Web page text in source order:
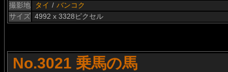
撮影地
タイ / バンコク
サイズ 4992 x 3328ピクセル
No.3021 乗馬の馬